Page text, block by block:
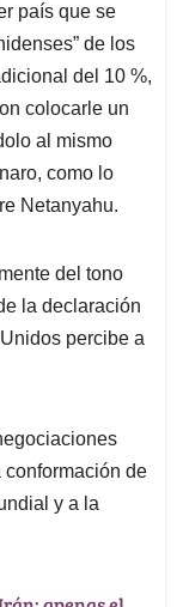
país que se
de los
del 10 %,
colocarle un
al mismo
como lo
Netanyahu.
del tono
la declaración
percibe a
de
y a la